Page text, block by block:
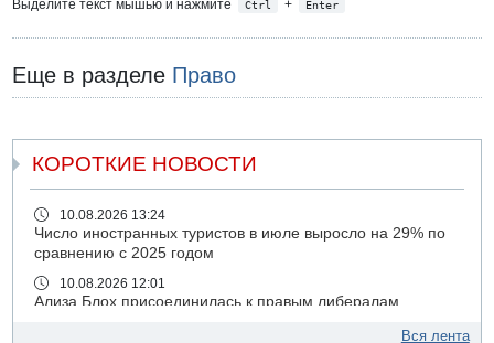
Выделите текст мышью и нажмите
Ctrl + Enter
Еще в разделе Право
КОРОТКИЕ НОВОСТИ
10.08.2026 13:24
Число иностранных туристов в июле выросло на 29% по
сравнению с 2025 годом
10.08.2026 12:01
Ализа Блох присоединилась к правым либералам
Вся лента